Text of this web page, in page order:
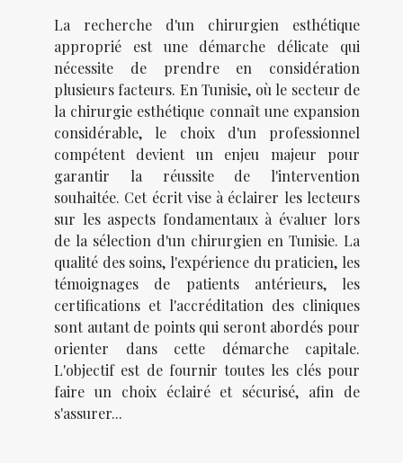
La recherche d'un chirurgien esthétique
approprié est une démarche délicate qui
nécessite de prendre en considération
plusieurs facteurs. En Tunisie, où le secteur de
la chirurgie esthétique connaît une expansion
considérable, le choix d'un professionnel
compétent devient un enjeu majeur pour
garantir la réussite de l'intervention
souhaitée. Cet écrit vise à éclairer les lecteurs
sur les aspects fondamentaux à évaluer lors
de la sélection d'un chirurgien en Tunisie. La
qualité des soins, l'expérience du praticien, les
témoignages de patients antérieurs, les
certifications et l'accréditation des cliniques
sont autant de points qui seront abordés pour
orienter dans cette démarche capitale.
L'objectif est de fournir toutes les clés pour
faire un choix éclairé et sécurisé, afin de
s'assurer...